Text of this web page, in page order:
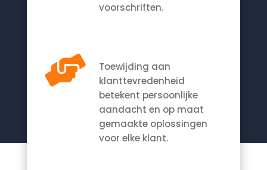
voorschriften.

Toewijding aan
klanttevredenheid
betekent persoonlijke
aandacht en op maat
gemaakte oplossingen
voor elke klant.